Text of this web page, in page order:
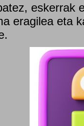
eskerrak
eragilea eta